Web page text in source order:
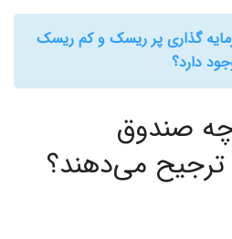
گذاری پر ریسک و کم ریسک
دارد؟
صندوق
ترجیح می‌دهند؟